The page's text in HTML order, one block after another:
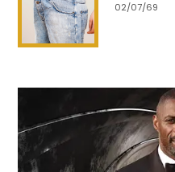
02/07/69